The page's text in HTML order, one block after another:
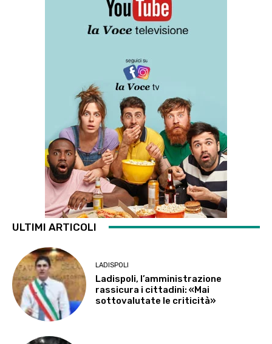
ULTIMI ARTICOLI
LADISPOLI
Ladispoli, l’amministrazione
rassicura i cittadini: «Mai
sottovalutate le criticità»